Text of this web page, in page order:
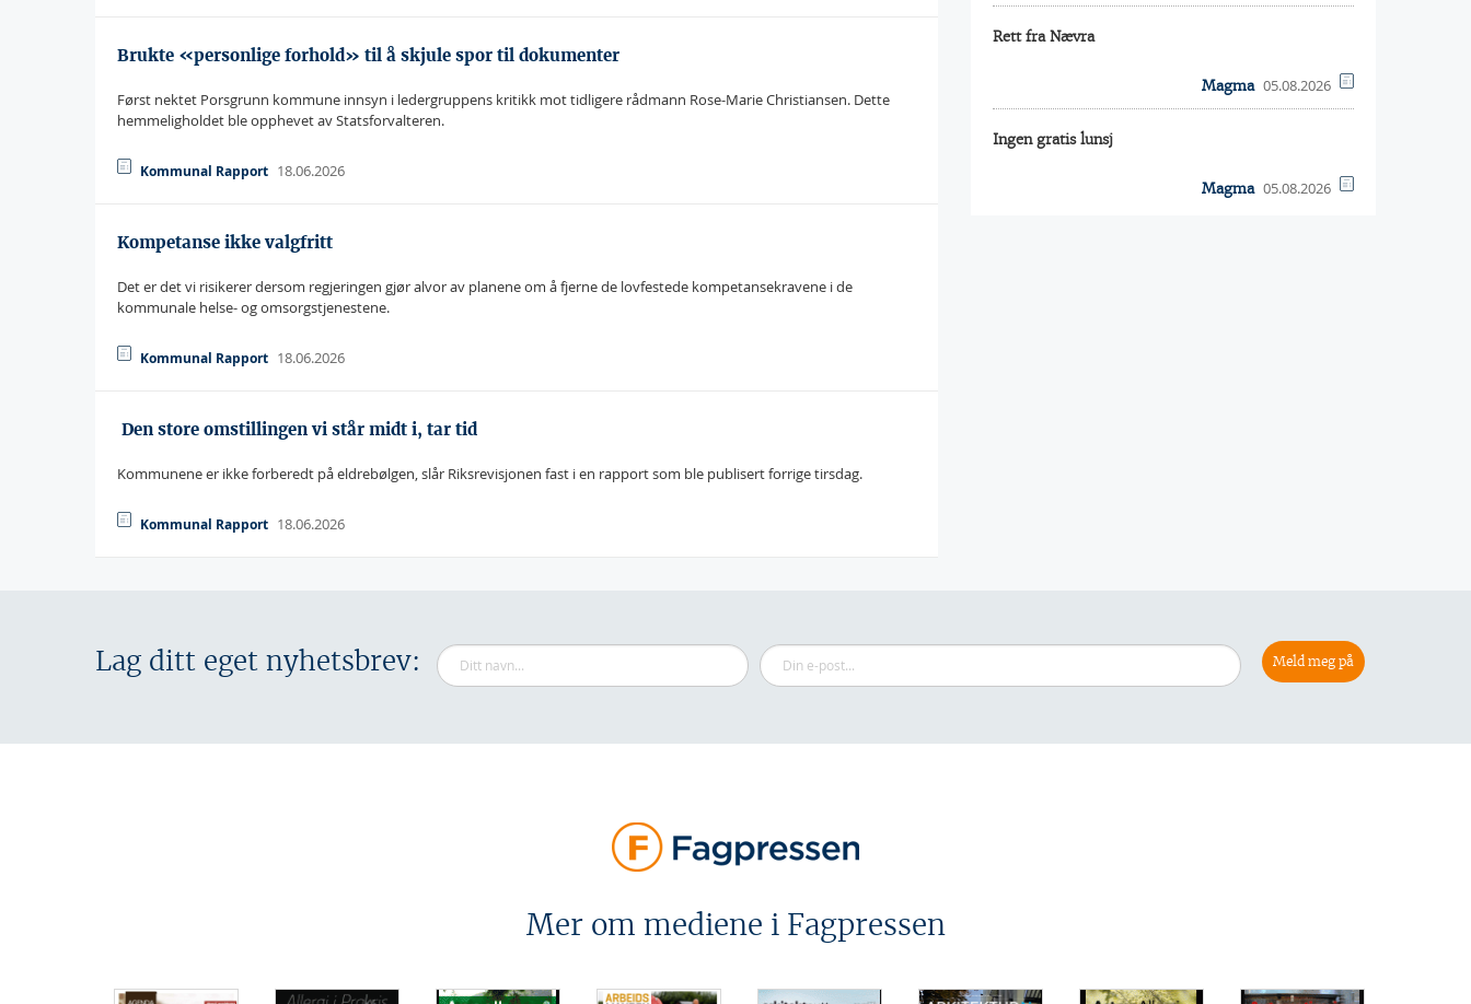
Brukte «personlige forhold» til å skjule spor til dokumenter
Først nektet Porsgrunn kommune innsyn i ledergruppens kritikk mot tidligere rådmann Rose-Marie Christiansen. Dette
hemmeligholdet ble opphevet av Statsforvalteren.
Kommunal Rapport 18.06.2026
Kompetanse ikke valgfritt
Det er det vi risikerer dersom regjeringen gjør alvor av planene om å fjerne de lovfestede kompetansekravene i de
kommunale helse- og omsorgstjenestene.
Kommunal Rapport 18.06.2026
 Den store omstillingen vi står midt i, tar tid
Kommunene er ikke forberedt på eldrebølgen, slår Riksrevisjonen fast i en rapport som ble publisert forrige tirsdag.
Kommunal Rapport 18.06.2026
Rett fra Nævra
Magma 05.08.2026
Ingen gratis lunsj
Magma 05.08.2026
Lag ditt eget nyhetsbrev:
Mer om mediene i Fagpressen